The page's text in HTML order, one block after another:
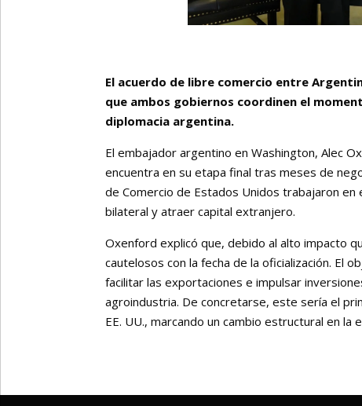
El acuerdo de libre comercio entre
que ambos gobiernos coordinen el
diplomacia argentina.
El embajador argentino en Washington, Alec
encuentra en su etapa final tras meses de
de Comercio de Estados Unidos trabajaron
bilateral y atraer capital extranjero.
Oxenford explicó que, debido al alto impacto
cautelosos con la fecha de la oficialización. El
facilitar las exportaciones e impulsar
agroindustria. De concretarse, este sería el
EE. UU., marcando un cambio estructural en